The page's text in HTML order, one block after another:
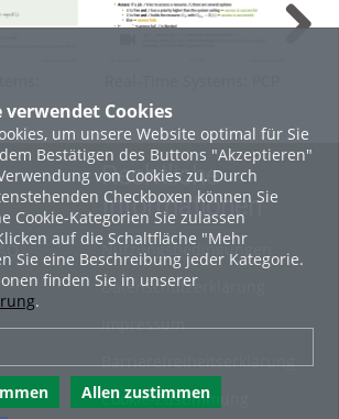
verwendet Cookies
um unsere Website optimal für Sie
Bestätigen des Buttons "Akzeptieren"
von Cookies zu. Durch
Checkboxen können Sie
Cookie-Kategorien Sie zulassen
auf die Schaltfläche "Mehr
Sie eine Beschreibung jeder Kategorie.
finden Sie in unserer
.
Allen zustimmen
-
Rechtliche
Informationen
Nutzungsbedingungen
Datenschutzerklärung
Impressum
Barrierefreiheitserklärung
Cookie-Zustimmung